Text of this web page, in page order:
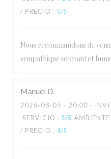
/ PRECIO : 5/5
Nous recommandons de
sympathique souriant et
Manuel D
2026-08-05 - 20:00 -
SERVICIO : 5/5 AMBIENTE
/ PRECIO : 4/5